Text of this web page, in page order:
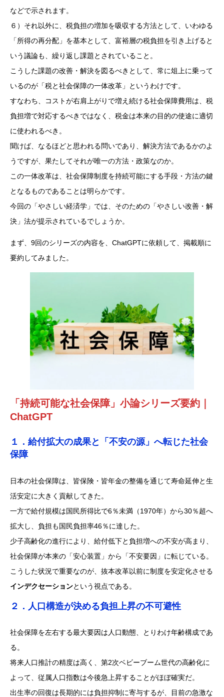
などで示されます。
６）それ以外に、税負担の増加を吸収する方法として、いわゆる
「所得の再分配」を基本として、富裕層の税負担を引き上げると
いう議論も、繰り返し課題とされていること。
こうした課題の改善・解決を図るべきとして、常に俎上に乗って
いるのが「税と社会保障の一体改革」というわけです。
すなわち、コストが右肩上がりで増え続ける社会保障費用は、税
負担増で対応するべきではなく、税金は本来の目的の使途に適切
に使われるべき。
聞けば、なるほどと思われる問いであり、解決方法であるかのよ
うですが、果たしてそれが唯一の方法・政策なのか。
この一体改革は、社会保障制度を持続可能にする手段・方法の鍵
となるものであることは明らかです。
今回の「やさしい経済学」では、そのための「やさしい改善・解
決」法が提示されているでしょうか。
まず、9回のシリーズの内容を、ChatGPTに依頼して、掲載順に
要約してみました。
「持続可能な社会保障」小論シリーズ要約
ChatGPT
１．給付拡大の成果と「不安の源」へ転じた社会
保障
日本の社会保障は、皆保険・皆年金の整備を通じて寿命延伸と生
活安定に大きく貢献してきた。
一方で給付規模は国民所得比で6％未満（1970年）から30％超へ
拡大し、負担も国民負担率46％に達した。
少子高齢化の進行により、給付低下と負担増への不安が高まり、
社会保障が本来の「安心装置」から「不安要因」に転じている。
こうした状況で重要なのが、抜本改革以前に制度を安定化させる
インデクセーションという視点である。
２．人口構造が決める負担上昇の不可避性
社会保障を左右する最大要因は人口動態、とりわけ年齢構成であ
る。
将来人口推計の精度は高く、第2次ベビーブーム世代の高齢化に
よって、従属人口指数は今後急上昇することがほぼ確実だ。
出生率の回復は長期的には負担抑制に寄与するが、目前の急激な